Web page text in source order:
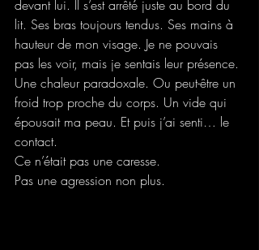
devant lui. Il s’est arrêté juste au bord du
lit. Ses bras toujours tendus. Ses mains à
hauteur de mon visage. Je ne pouvais
pas les voir, mais je sentais leur présence.
Une chaleur paradoxale. Ou peut-être un
froid trop proche du corps. Un vide qui
épousait ma peau. Et puis j’ai senti… le
contact.
Ce n’était pas une caresse.
Pas une agression non plus.